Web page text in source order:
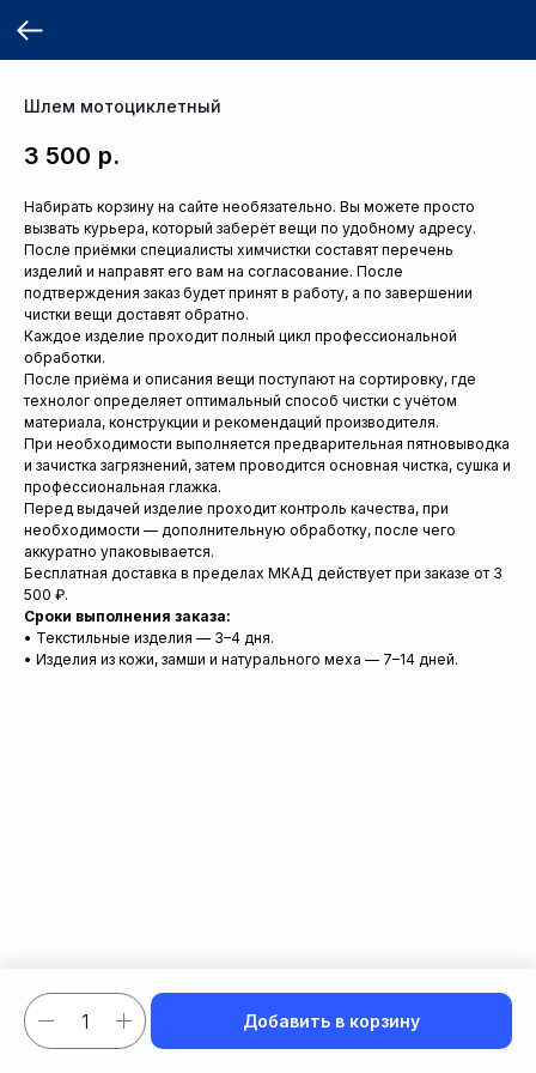
Шлем мотоциклетный
3 500 р.
Добавить в корзину
Набирать корзину на сайте необязательно. Вы можете просто
вызвать курьера, который заберёт вещи по удобному адресу.
После приёмки специалисты химчистки составят перечень
изделий и направят его вам на согласование. После
подтверждения заказ будет принят в работу, а по завершении
чистки вещи доставят обратно.
Каждое изделие проходит полный цикл профессиональной
обработки.
После приёма и описания вещи поступают на сортировку, где
технолог определяет оптимальный способ чистки с учётом
материала, конструкции и рекомендаций производителя.
При необходимости выполняется предварительная пятновыводка
и зачистка загрязнений, затем проводится основная чистка, сушка и
профессиональная глажка.
Перед выдачей изделие проходит контроль качества, при
необходимости — дополнительную обработку, после чего
аккуратно упаковывается.
Бесплатная доставка в пределах МКАД действует при заказе от 3
500 ₽.
Сроки выполнения заказа:
• Текстильные изделия — 3–4 дня.
• Изделия из кожи, замши и натурального меха — 7–14 дней.